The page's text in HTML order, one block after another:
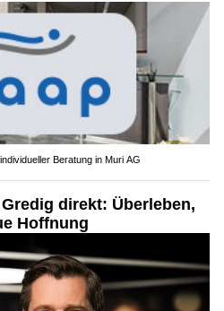
Beratung in Muri AG
direkt: Überleben,
Hoffnung